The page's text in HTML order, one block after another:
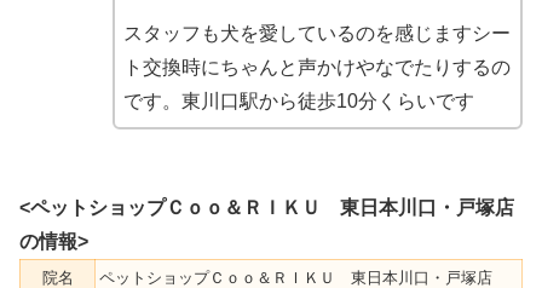
スタッフも犬を愛しているのを感じますシー
ト交換時にちゃんと声かけやなでたりするの
です。東川口駅から徒歩10分くらいです
<ペットショップＣｏｏ＆ＲＩＫＵ 東日本川口・戸塚店
の情報>
院名
ペットショップＣｏｏ＆ＲＩＫＵ 東日本川口・戸塚店